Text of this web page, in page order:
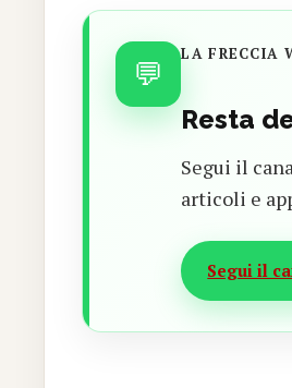
💬 LA FRECCIA
Resta
Segui il
articoli e
Segui il